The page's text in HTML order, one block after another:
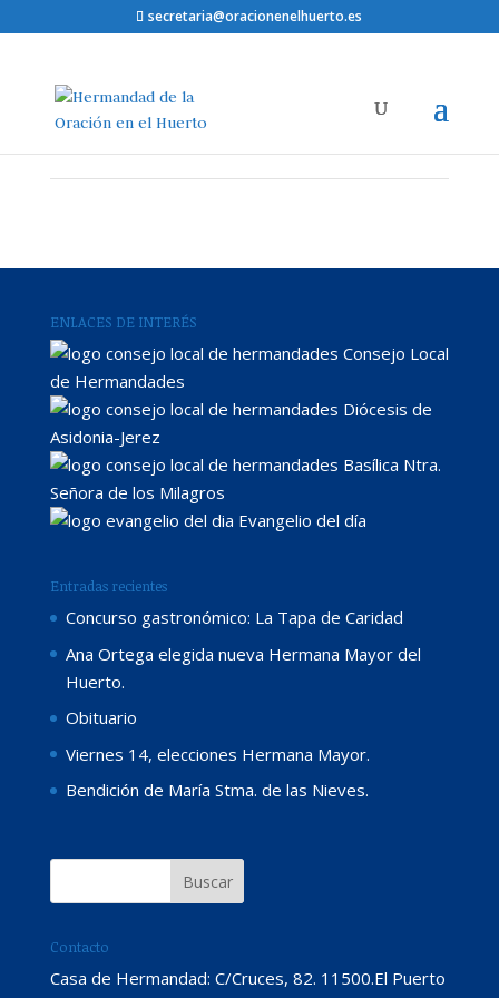
secretaria@oracionenelhuerto.es
ENLACES DE INTERÉS
Consejo Local
de Hermandades
Diócesis de
Asidonia-Jerez
Basílica Ntra.
Señora de los Milagros
Evangelio del día
Entradas recientes
Concurso gastronómico: La Tapa de Caridad
Ana Ortega elegida nueva Hermana Mayor del
Huerto.
Obituario
Viernes 14, elecciones Hermana Mayor.
Bendición de María Stma. de las Nieves.
Contacto
Casa de Hermandad: C/Cruces, 82. 11500.El Puerto